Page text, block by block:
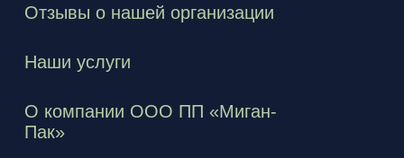
Отзывы о нашей организации
Наши услуги
О компании ООО ПП «Миган-
Пак»